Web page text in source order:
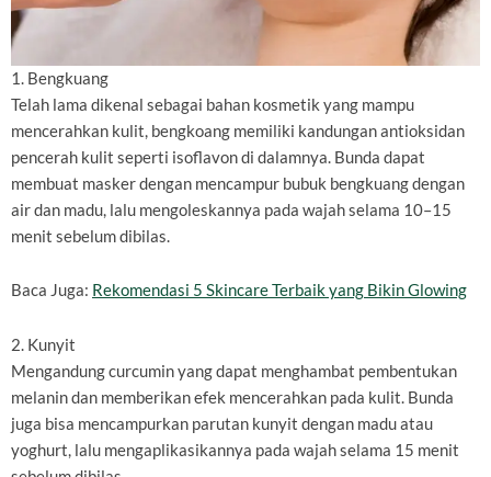
1. Bengkuang
Telah lama dikenal sebagai bahan kosmetik yang mampu
mencerahkan kulit, bengkoang memiliki kandungan antioksidan
pencerah kulit seperti isoflavon di dalamnya. Bunda dapat
membuat masker dengan mencampur bubuk bengkuang dengan
air dan madu, lalu mengoleskannya pada wajah selama 10–15
menit sebelum dibilas.
Baca Juga: Rekomendasi 5 Skincare Terbaik yang Bikin Glowing
2. Kunyit
Mengandung curcumin yang dapat menghambat pembentukan
melanin dan memberikan efek mencerahkan pada kulit. Bunda
juga bisa mencampurkan parutan kunyit dengan madu atau
yoghurt, lalu mengaplikasikannya pada wajah selama 15 menit